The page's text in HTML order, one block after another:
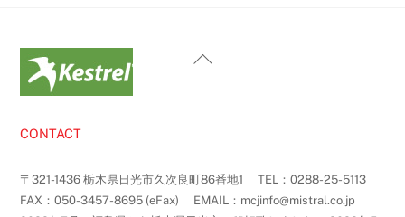
Back
CONTACT
〒321-1436 栃木県日光市久次良町86番地1 TEL：0288-25-5113
FAX：050-3457-8695 (eFax) EMAIL：mcjinfo@mistral.co.jp